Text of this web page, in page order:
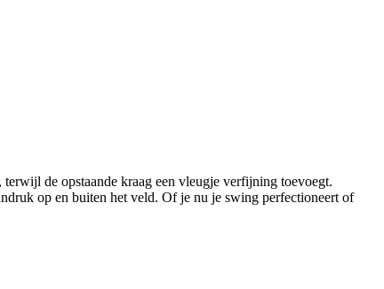
de opstaande kraag een vleugje verfijning toevoegt.
op en buiten het veld. Of je nu je swing perfectioneert of